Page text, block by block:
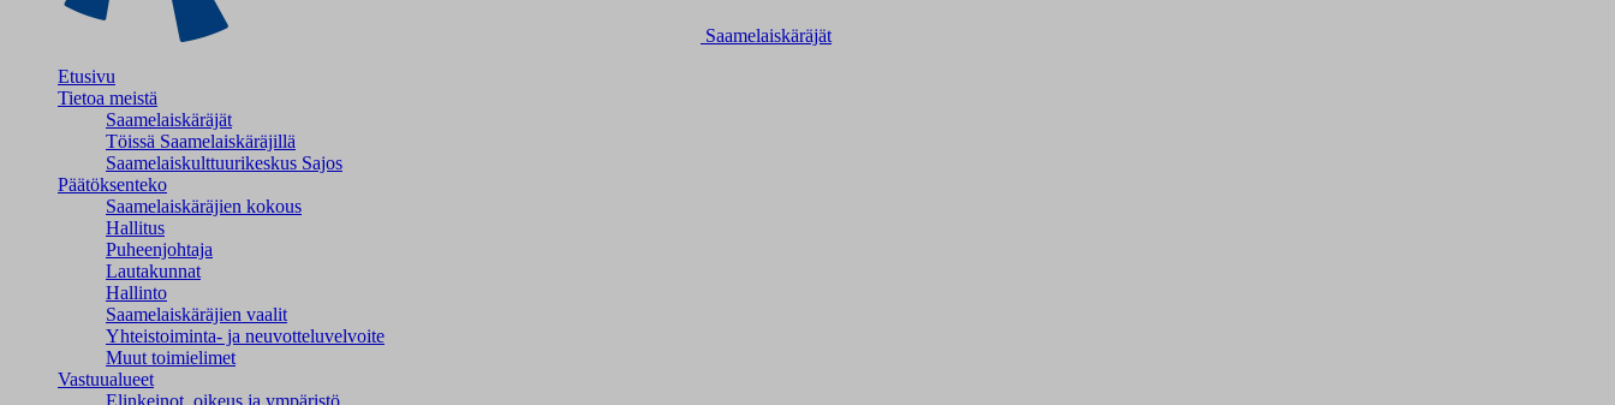
Saamelaiskäräjät
Etusivu
Tietoa meistä
Saamelaiskäräjät
Töissä Saamelaiskäräjillä
Saamelaiskulttuuri­keskus Sajos
Päätöksenteko
Saamelaiskäräjien kokous
Hallitus
Puheenjohtaja
Lautakunnat
Hallinto
Saamelaiskäräjien vaalit
Yhteistoiminta- ja neuvotteluvelvoite
Muut toimielimet
Vastuualueet
Elinkeinot, oikeus ja ympäristö